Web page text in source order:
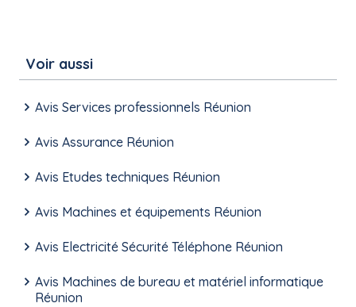
Voir aussi
Avis Services professionnels Réunion
Avis Assurance Réunion
Avis Etudes techniques Réunion
Avis Machines et équipements Réunion
Avis Electricité Sécurité Téléphone Réunion
Avis Machines de bureau et matériel informatique
Réunion